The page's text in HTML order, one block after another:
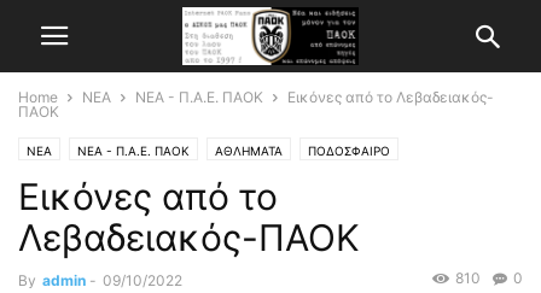
Home ΝΕΑ ΝΕΑ - Π.Α.Ε. ΠΑΟΚ
Εικόνες από το Λεβαδειακός-
ΠΑΟΚ
ΝΕΑ ΝΕΑ - Π.Α.Ε. ΠΑΟΚ ΑΘΛΗΜΑΤΑ ΠΟΔΟΣΦΑΙΡΟ
Εικόνες από το
Λεβαδειακός-ΠΑΟΚ
By admin - 09/10/2022 0
810